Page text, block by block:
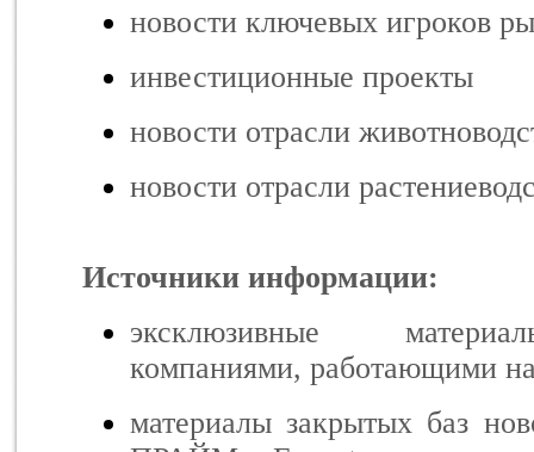
новости ключевых игроков
инвестиционные проекты
новости отрасли
новости отрасли
Источники информации:
эксклюзивные
компаниями, работающими
материалы закрытых баз